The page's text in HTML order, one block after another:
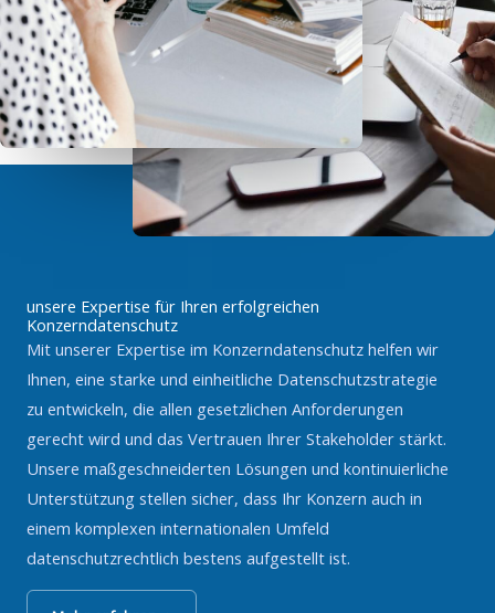
unsere Expertise für Ihren erfolgreichen
Konzerndatenschutz
Mit unserer Expertise im Konzerndatenschutz helfen wir
Ihnen, eine starke und einheitliche Datenschutzstrategie
zu entwickeln, die allen gesetzlichen Anforderungen
gerecht wird und das Vertrauen Ihrer Stakeholder stärkt.
Unsere maßgeschneiderten Lösungen und kontinuierliche
Unterstützung stellen sicher, dass Ihr Konzern auch in
einem komplexen internationalen Umfeld
datenschutzrechtlich bestens aufgestellt ist.